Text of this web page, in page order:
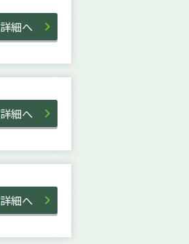
詳細へ
詳細へ
詳細へ